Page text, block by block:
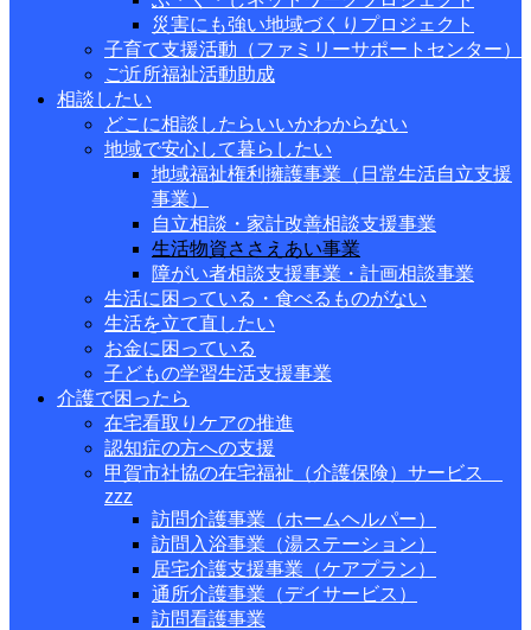
災害にも強い地域づくりプロジェクト
子育て支援活動（ファミリーサポートセンター）
ご近所福祉活動助成
相談したい
どこに相談したらいいかわからない
地域で安心して暮らしたい
地域福祉権利擁護事業（日常生活自立支援
事業）
自立相談・家計改善相談支援事業
生活物資ささえあい事業
障がい者相談支援事業・計画相談事業
生活に困っている・食べるものがない
生活を立て直したい
お金に困っている
子どもの学習生活支援事業
介護で困ったら
在宅看取りケアの推進
認知症の方への支援
甲賀市社協の在宅福祉（介護保険）サービス
zzz
訪問介護事業（ホームヘルパー）
訪問入浴事業（湯ステーション）
居宅介護支援事業（ケアプラン）
通所介護事業（デイサービス）
訪問看護事業